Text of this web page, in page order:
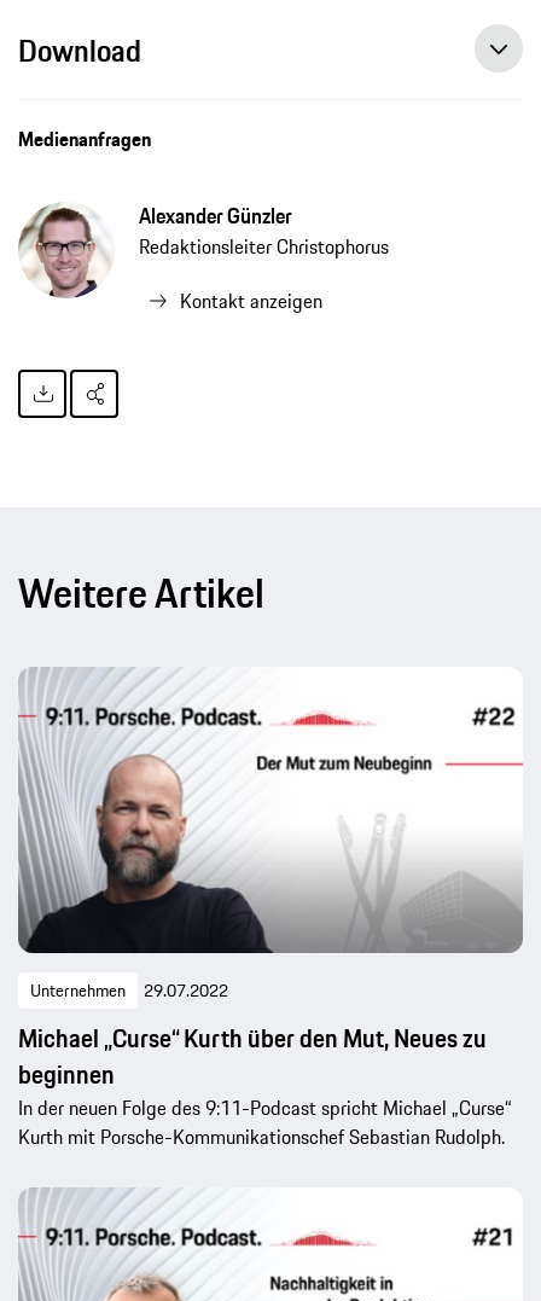
Download
Medienanfragen
Alexander Günzler
Redaktionsleiter Christophorus
Kontakt anzeigen
Weitere Artikel
Unternehmen 29.07.2022
Michael „Curse“ Kurth über den Mut, Neues zu
beginnen
In der neuen Folge des 9:11-Podcast spricht Michael „Curse“
Kurth mit Porsche-Kommunikationschef Sebastian Rudolph.